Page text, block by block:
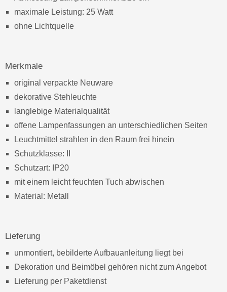
maximale Leistung: 25 Watt
ohne Lichtquelle
Merkmale
original verpackte Neuware
dekorative Stehleuchte
langlebige Materialqualität
offene Lampenfassungen an unterschiedlichen Seiten
Leuchtmittel strahlen in den Raum frei hinein
Schutzklasse: II
Schutzart: IP20
mit einem leicht feuchten Tuch abwischen
Material: Metall
Lieferung
unmontiert, bebilderte Aufbauanleitung liegt bei
Dekoration und Beimöbel gehören nicht zum Angebot
Lieferung per Paketdienst